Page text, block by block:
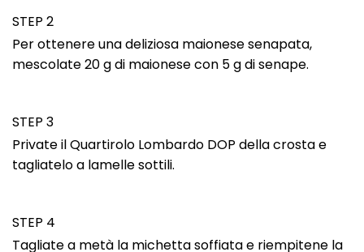
STEP 2
Per ottenere una deliziosa maionese senapata,
mescolate 20 g di maionese con 5 g di senape.
STEP 3
Private il Quartirolo Lombardo DOP della crosta e
tagliatelo a lamelle sottili.
STEP 4
Tagliate a metà la michetta soffiata e riempitene la